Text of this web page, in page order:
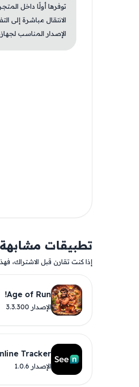
توفرها أولًا داخل
الانتقال مباشرة إلى
الإصدار المناسب
تطبيقات
إذا كنت تقارن قبل الاشتراك،
Age of Run!
الإصدار 3.3.300
Tracker
الإصدار 1.0.6